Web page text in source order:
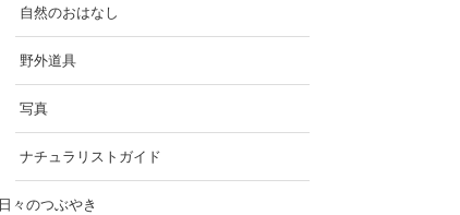
自然のおはなし
野外道具
写真
ナチュラリストガイド
日々のつぶやき